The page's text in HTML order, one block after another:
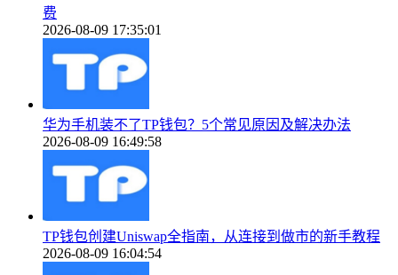
费
2026-08-09 17:35:01
华为手机装不了TP钱包？5个常见原因及解决办法
2026-08-09 16:49:58
TP钱包创建Uniswap全指南，从连接到做市的新手教程
2026-08-09 16:04:54